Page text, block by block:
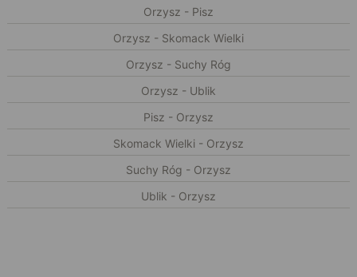
Orzysz - Pisz
Orzysz - Skomack Wielki
Orzysz - Suchy Róg
Orzysz - Ublik
Pisz - Orzysz
Skomack Wielki - Orzysz
Suchy Róg - Orzysz
Ublik - Orzysz